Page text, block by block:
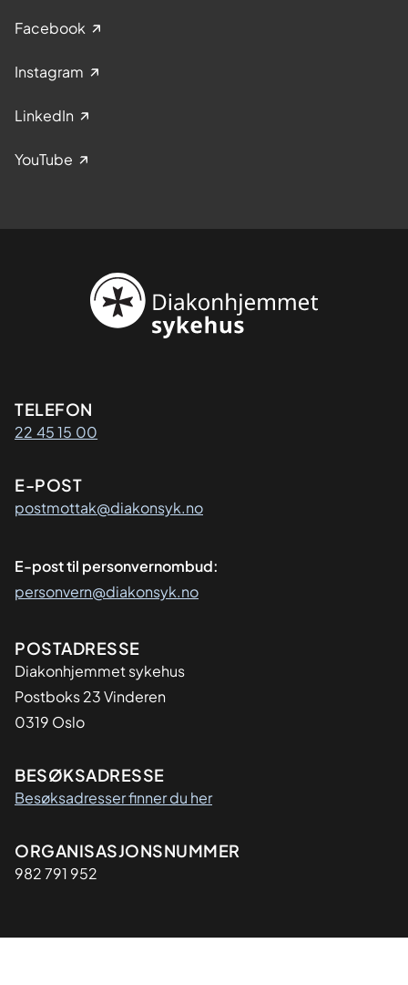
Facebook
Instagram
LinkedIn
YouTube
Kontaktinformasjon
TELEFON
22 45 15 00
E-POST
postmottak@diakonsyk.no
E-post til personvernombud:
personvern@diakonsyk.no
Adresse
POSTADRESSE
Diakonhjemmet sykehus
Postboks 23 Vinderen
0319 Oslo
BESØKSADRESSE
Besøksadresser finner du her
Organisasjon
ORGANISASJONSNUMMER
982 791 952